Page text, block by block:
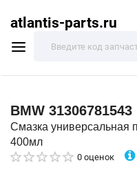
atlantis-parts.ru
BMW 31306781543
Смазка универсальная
400мл
0 оценок